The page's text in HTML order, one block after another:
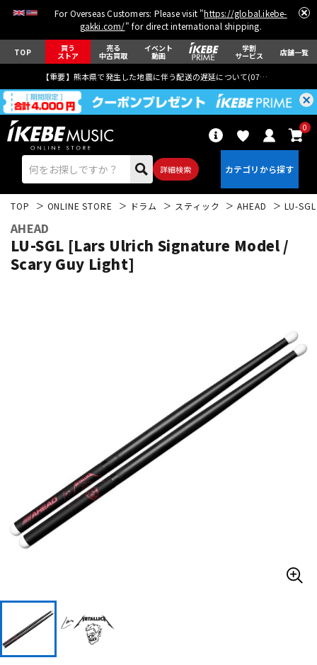
For Overseas Customers: Please visit "https://global.ikebe-
gakki.com/" for direct international shipping.
TOP 買う
ストア
売る
中古買取
イベント
動画
学割
サービス 店舗一覧
【重要】熊本県で発生した地震に伴う配送の遅延について(07月29日
詳細検索
0
パーカッション
管楽器
DTM オンライン納品
TOP ONLINE STORE ドラム スティック AHEAD LU-
AHEAD
LU-SGL [Lars Ulrich Signature Model /
Scary Guy Light]